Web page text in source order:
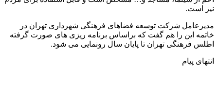
نیز است.
مدیرعامل شرکت توسعه فضاهای فرهنگی شهرداری تهران در
خاتمه این را هم گفت که براساس برنامه ریزی های صورت گرفته
اطلس فرهنگی تهران تا پایان سال رونمایی می شود.
انتهای پیام